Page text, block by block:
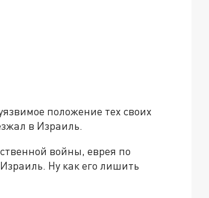
положение тех своих
в Израиль.
войны, еврея по
Ну как его лишить